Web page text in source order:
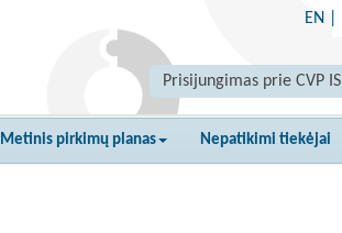
EN
Prisijungimas prie CVP IS
Metinis pirkimų planas Nepatikimi tiekėjai